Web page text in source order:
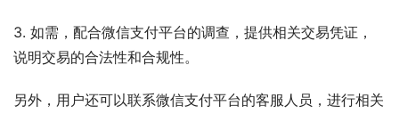
3. 如需，配合微信支付平台的调查，提供相关交易凭证，
说明交易的合法性和合规性。
另外，用户还可以联系微信支付平台的客服人员，进行相关